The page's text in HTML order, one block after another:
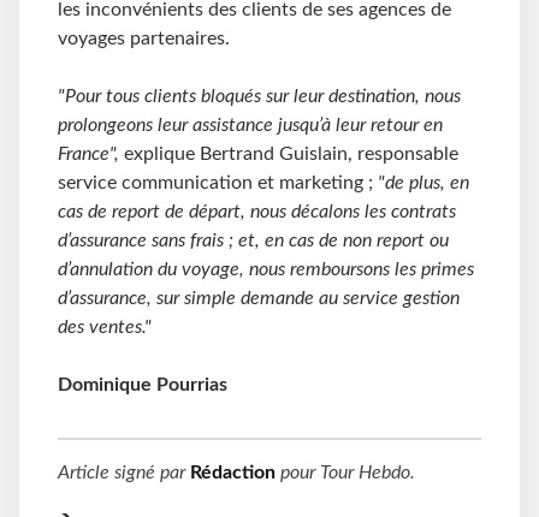
les inconvénients des clients de ses agences de
voyages partenaires.
"Pour tous clients bloqués sur leur destination, nous
prolongeons leur assistance jusqu’à leur retour en
France", explique Bertrand Guislain, responsable
service communication et marketing ; "de plus, en
cas de report de départ, nous décalons les contrats
d’assurance sans frais ; et, en cas de non report ou
d’annulation du voyage, nous remboursons les primes
d’assurance, sur simple demande au service gestion
des ventes."
Dominique Pourrias
Article signé par Rédaction pour Tour Hebdo.